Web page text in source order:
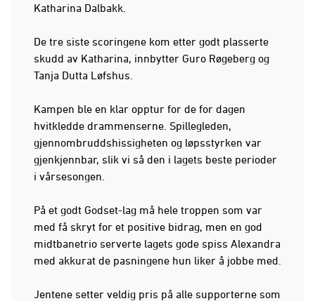
Katharina Dalbakk.
De tre siste scoringene kom etter godt plasserte
skudd av Katharina, innbytter Guro Røgeberg og
Tanja Dutta Løfshus.
Kampen ble en klar opptur for de for dagen
hvitkledde drammenserne. Spillegleden,
gjennombruddshissigheten og løpsstyrken var
gjenkjennbar, slik vi så den i lagets beste perioder
i vårsesongen.
På et godt Godset-lag må hele troppen som var
med få skryt for et positive bidrag, men en god
midtbanetrio serverte lagets gode spiss Alexandra
med akkurat de pasningene hun liker å jobbe med.
Jentene setter veldig pris på alle supporterne som